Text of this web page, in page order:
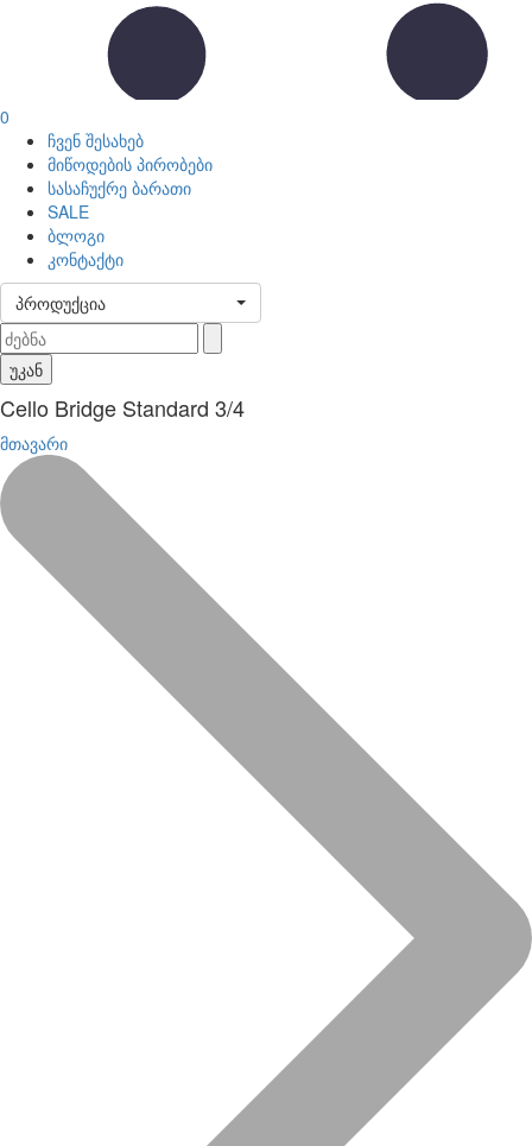
0
ჩვენ შესახებ
მიწოდების პირობები
სასაჩუქრე ბარათი
SALE
ბლოგი
კონტაქტი
პროდუქცია
უკან
Cello Bridge Standard 3/4
მთავარი